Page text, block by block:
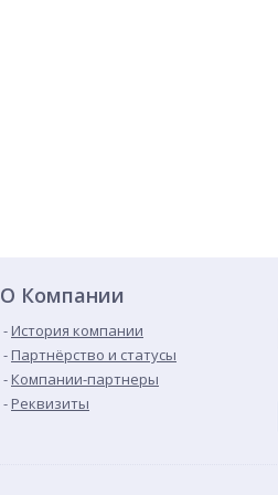
О Компании
История компании
Партнёрство и статусы
Компании-партнеры
Реквизиты